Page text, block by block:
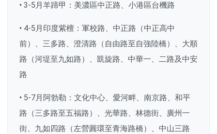
• 3-5月羊蹄甲：美濃區中正路、小港區台機路
• 4-5月印度紫檀：軍校路、中正路（中正高中
前）、三多路、澄清路（自由路至自強陸橋）、大順
路（河堤至九如路）、凱旋路、中華一、二路及中安
路
• 5-7月阿勃勒：文化中心、愛河畔、南京路、和平
路（三多路至五福路）、光華路、林德街、廣州一
街、九如四路（左營圓環至青海路橋）、中山三路